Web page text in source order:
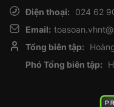
Điện thoại:
024 62
Email:
Tổng biên tập:
Phó Tổng biên tập: